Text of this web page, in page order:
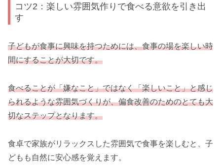
コツ2：楽しい雰囲気作りで食べる意欲を引き出
す
子どもが食事に興味を持つためには、食事の場を楽しい時
間にすることが大切です。
食べることが「嫌なこと」ではなく「楽しいこと」と感じ
られるような雰囲気づくりが、偏食改善のためのとても大
切なステップとなります。
食卓で家族がリラックスした雰囲気で食事を楽しむと、子
どもも自然に安心感を覚えます。